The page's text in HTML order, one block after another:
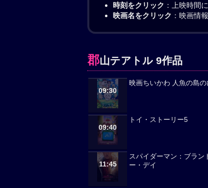
時刻をクリック ：上映時間
映画名をクリック ：映画情
郡山テアトル 9作品
09:30
映画ちいかわ 人魚の島の
09:40
トイ・ストーリー5
11:45
スパイダーマン：ブラン
ー・デイ